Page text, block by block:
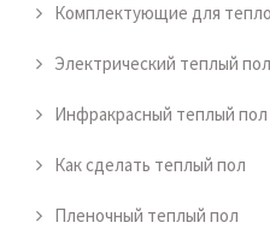
Комплектующие для
Электрический теплый пол
Инфракрасный теплый пол
Как сделать теплый пол
Пленочный теплый пол